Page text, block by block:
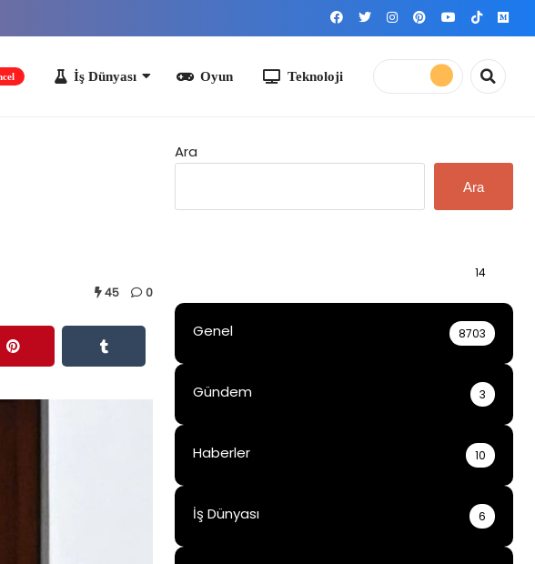
İş Dünyası Teknoloji
45 0
Ara
Ara
14
Genel 8703
Gündem 3
Haberler 10
İş Dünyası 6